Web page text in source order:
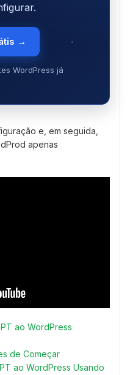
→
WordPress já
e, em seguida,
apenas
ao WordPress
de Começar
ao WordPress Usando